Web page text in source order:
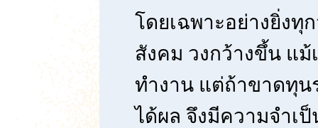
โดยเฉพาะอย่างยิ่ง
สังคม วงกว้างขึ้น แม้
ทำงาน แต่ถ้าขาดทุน
ได้ผล จึงมีความจำเ